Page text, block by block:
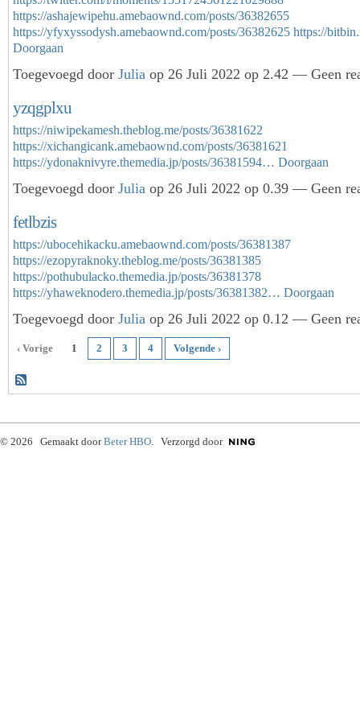
https://ashajewipehu.amebaownd.com/posts/36382655
https://yfyxyssodysh.amebaownd.com/posts/36382625 https://
Doorgaan
Toegevoegd door Julia op 26 Juli 2022 op 2.42 — Geen
yzqgplxu
https://niwipekamesh.theblog.me/posts/36381622
https://xichangicank.amebaownd.com/posts/36381621
https://ydonaknivyre.themedia.jp/posts/36381594… Doorgaan
Toegevoegd door Julia op 26 Juli 2022 op 0.39 — Geen
fetlbzis
https://ubocehikacku.amebaownd.com/posts/36381387
https://ezopyraknoky.theblog.me/posts/36381385
https://pothubulacko.themedia.jp/posts/36381378
https://yhaweknodero.themedia.jp/posts/36381382… Doorgaan
Toegevoegd door Julia op 26 Juli 2022 op 0.12 — Geen
‹ Vorige 1 2 3 4 Volgende ›
© 2026 Gemaakt doorBeter HBO. Verzorgd door